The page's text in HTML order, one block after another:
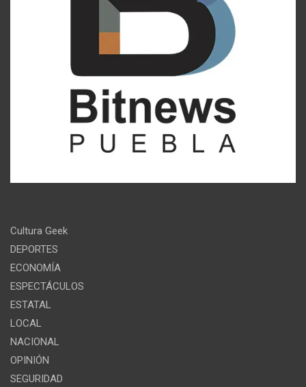
Cultura Geek
DEPORTES
ECONOMÍA
ESPECTÁCULOS
ESTATAL
LOCAL
NACIONAL
OPINIÓN
SEGURIDAD